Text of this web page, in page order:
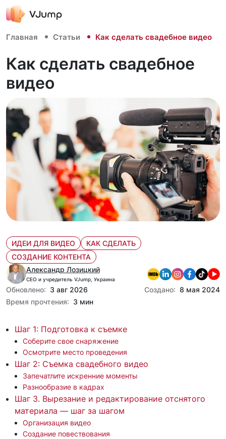
Главная Статьи Как сделать свадебное видео
Как сделать свадебное
видео
ИДЕИ ДЛЯ ВИДЕО
КАК СДЕЛАТЬ
СОЗДАНИЕ КОНТЕНТА
Александр Лозицкий
CEO и учредитель VJump, Украина
Обновлено: 3 авг 2026 Создано: 8 мая 2024
Время прочтения: 3 мин
Шаг 1: Подготовка к съемке
Соберите свое снаряжение
Осмотрите место проведения
Шаг 2: Съемка свадебного видео
Запечатлите искренние моменты
Разнообразие в кадрах
Шаг 3. Вырезание и редактирование отснятого
материала — шаг за шагом
Организация видео
Создание повествования